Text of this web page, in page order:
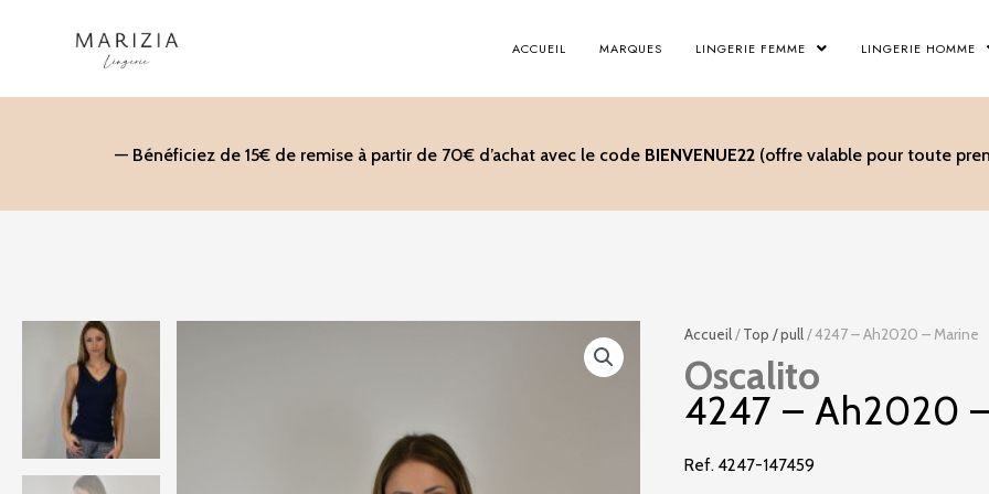
ACCUEIL MARQUES LINGERIE FEMME LINGERIE HOMME
— Bénéficiez de 15€ de remise à partir de 70€ d’achat avec le code BIENVENUE22(offre valable pour toute
Accueil/Top / pull/ 4247 – Ah2020 – Marine
Oscalito
4247 – Ah2020
Ref. 4247-147459